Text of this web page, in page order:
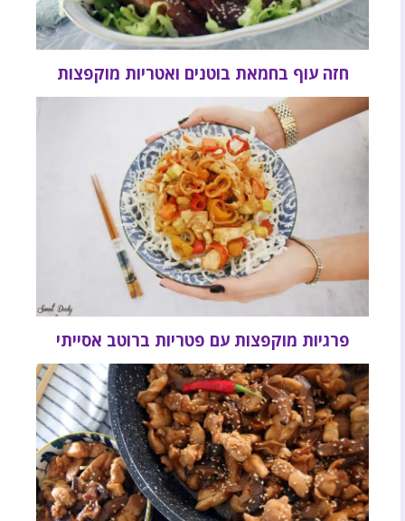
חזה עוף בחמאת בוטנים ואטריות מוקפצות
פרגיות מוקפצות עם פטריות ברוטב אסייתי